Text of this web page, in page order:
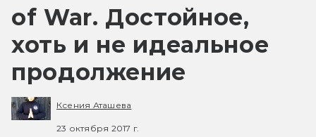
of War. Достойное,
хоть и не идеальное
продолжение
Ксения Аташева
23 октября 2017 г.